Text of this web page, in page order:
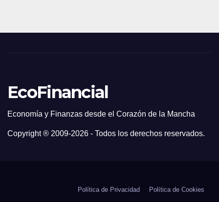
EcoFinancial
Economía y Finanzas desde el Corazón de la Mancha
Copyright ® 2009-2026 - Todos los derechos reservados.
Política de Privacidad Política de Cookies